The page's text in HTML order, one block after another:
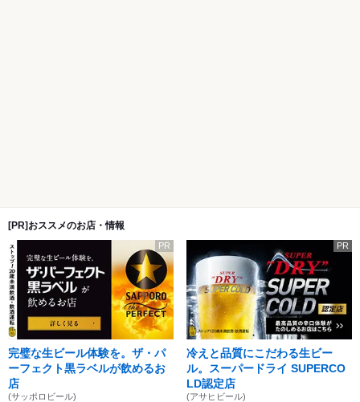
[PR]おススメのお店・情報
PR
完璧な生ビール体験を。ザ・パ
ーフェクト黒ラベルが飲めるお
店
(サッポロビール)
PR
冷えと品質にこだわる生ビー
ル。スーパードライ SUPERCO
LD認定店
(アサヒビール)